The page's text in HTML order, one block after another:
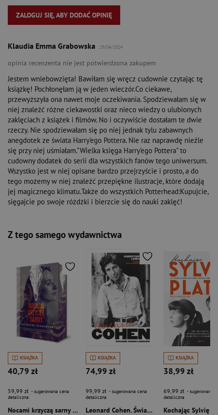
ZALOGUJ SIĘ, ABY DODAĆ OPINIĘ
Klaudia Emma Grabowska 29/04/2024
opinia recenzenta nie jest potwierdzona zakupem
Jestem wniebowzięta! Bawiłam się wręcz cudownie czytając tę
książkę! Pochłonęłam ją w jeden wieczór.Co ciekawe,
przewyższyła ona nawet moje oczekiwania. Spodziewałam się w
niej znaleźć różne ciekawostki oraz nieco wiedzy o ulubionych
zaklęciach z książek i filmów. No i oczywiście dostałam te dwie
rzeczy. Nie spodziewałam się po niej jednak tylu zabawnych
anegdotek ze świata Harry'ego Pottera. Nie raz naprawdę nieźle
się przy niej uśmiałam."Wielka księga Harry'ego Pottera" to
cudowny dodatek do serii dla wszystkich fanów tego uniwersum.
Wszystko jest w niej opisane bardzo przejrzyście i prosto, a do
tego możemy w niej znaleźć przepiękne ilustracje, które dodają
jej magicznego klimatu.Także do wszystkich Potterhead:Kupujcie,
sięgajcie po swoje różdżki i bierzcie się do nauki zaklęć!
Z tego samego wydawnictwa
KSIĄŻKA
40,79 zł
59,99 zł - sugerowana cena
detaliczna
Nocami krzyczą sarny (wyd. 2026, barwione brzegi)
KSIĄŻKA
74,99 zł
99,99 zł - sugerowana cena
detaliczna
Leonard Cohen. Świadek upadku aniołów
KSIĄŻKA
38,99 zł
69,99 zł - sugerowana
detaliczna
Kochając Sylvię